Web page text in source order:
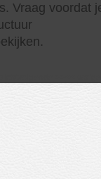
Vraag voordat